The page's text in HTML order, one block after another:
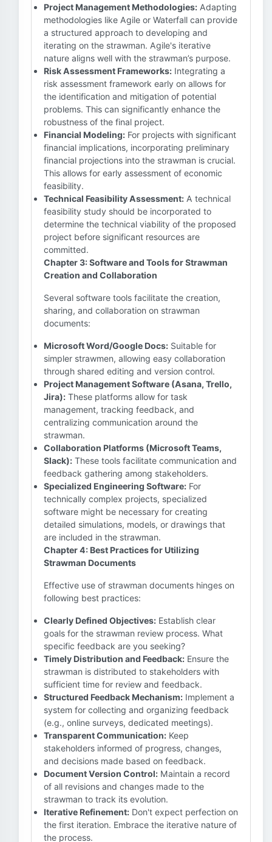
Project Management Methodologies: Adapting
methodologies like Agile or Waterfall can provide
a structured approach to developing and
iterating on the strawman. Agile's iterative
nature aligns well with the strawman’s purpose.
Risk Assessment Frameworks: Integrating a
risk assessment framework early on allows for
the identification and mitigation of potential
problems. This can significantly enhance the
robustness of the final project.
Financial Modeling: For projects with significant
financial implications, incorporating preliminary
financial projections into the strawman is crucial.
This allows for early assessment of economic
feasibility.
Technical Feasibility Assessment: A technical
feasibility study should be incorporated to
determine the technical viability of the proposed
project before significant resources are
committed.
Chapter 3: Software and Tools for Strawman
Creation and Collaboration
Several software tools facilitate the creation,
sharing, and collaboration on strawman
documents:
Microsoft Word/Google Docs: Suitable for
simpler strawmen, allowing easy collaboration
through shared editing and version control.
Project Management Software (Asana, Trello,
Jira): These platforms allow for task
management, tracking feedback, and
centralizing communication around the
strawman.
Collaboration Platforms (Microsoft Teams,
Slack): These tools facilitate communication and
feedback gathering among stakeholders.
Specialized Engineering Software: For
technically complex projects, specialized
software might be necessary for creating
detailed simulations, models, or drawings that
are included in the strawman.
Chapter 4: Best Practices for Utilizing
Strawman Documents
Effective use of strawman documents hinges on
following best practices:
Clearly Defined Objectives: Establish clear
goals for the strawman review process. What
specific feedback are you seeking?
Timely Distribution and Feedback: Ensure the
strawman is distributed to stakeholders with
sufficient time for review and feedback.
Structured Feedback Mechanism: Implement a
system for collecting and organizing feedback
(e.g., online surveys, dedicated meetings).
Transparent Communication: Keep
stakeholders informed of progress, changes,
and decisions made based on feedback.
Document Version Control: Maintain a record
of all revisions and changes made to the
strawman to track its evolution.
Iterative Refinement: Don't expect perfection on
the first iteration. Embrace the iterative nature of
the process.